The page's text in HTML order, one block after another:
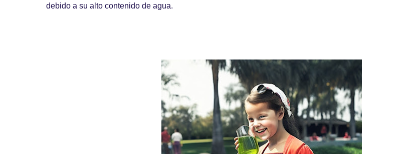
debido a su alto contenido de agua.